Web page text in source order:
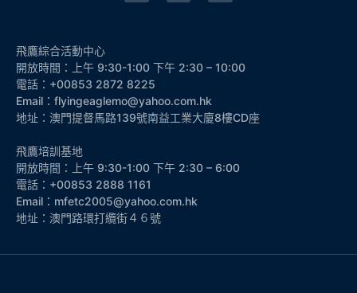
飛鷹綜合活動中心
開放時間：上午 9:30-1:00 下午 2:30 – 10:00
電話：+00853 2872 8225
Email：flyingeaglemo@yahoo.com.hk
地址：澳門提督馬路139號南益工業大廈8樓CD座
飛鷹培訓基地
開放時間：上午 9:30-1:00 下午 2:30 – 6:00
電話：+00853 2888 1161
Email：mfetc2005@yahoo.com.hk
地址：澳門路環打纜街４６號